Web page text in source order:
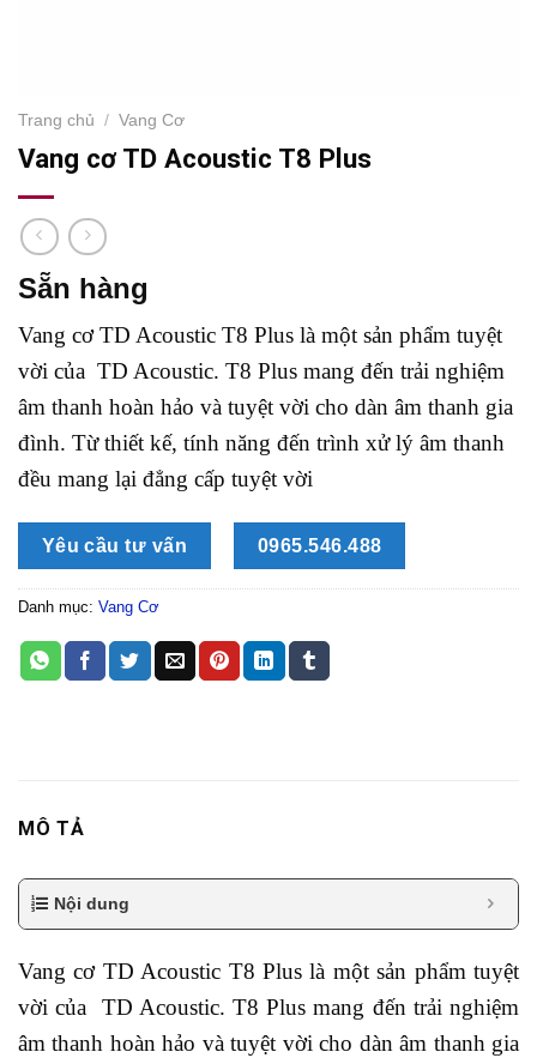
Trang chủ / Vang Cơ
Vang cơ TD Acoustic T8 Plus
Sẵn hàng
Vang cơ TD Acoustic T8 Plus là một sản phẩm tuyệt
vời của TD Acoustic. T8 Plus mang đến trải nghiệm
âm thanh hoàn hảo và tuyệt vời cho dàn âm thanh gia
đình. Từ thiết kế, tính năng đến trình xử lý âm thanh
đều mang lại đẳng cấp tuyệt vời
Yêu cầu tư vấn 0965.546.488
Danh mục: Vang Cơ
MÔ TẢ
Nội dung
Vang cơ TD Acoustic T8 Plus là một sản phẩm tuyệt
vời của TD Acoustic. T8 Plus mang đến trải nghiệm
âm thanh hoàn hảo và tuyệt vời cho dàn âm thanh gia